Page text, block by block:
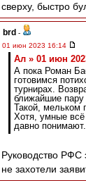
сверху, быстро
brd -
01 июн 2023 16:14
Ал » 01 июн
А пока Роман
готовимся
турнирах.
ближайшие пару
Такой, мельком
Хотя, умные всё
давно понимают.
Руководство РФС
не захотели